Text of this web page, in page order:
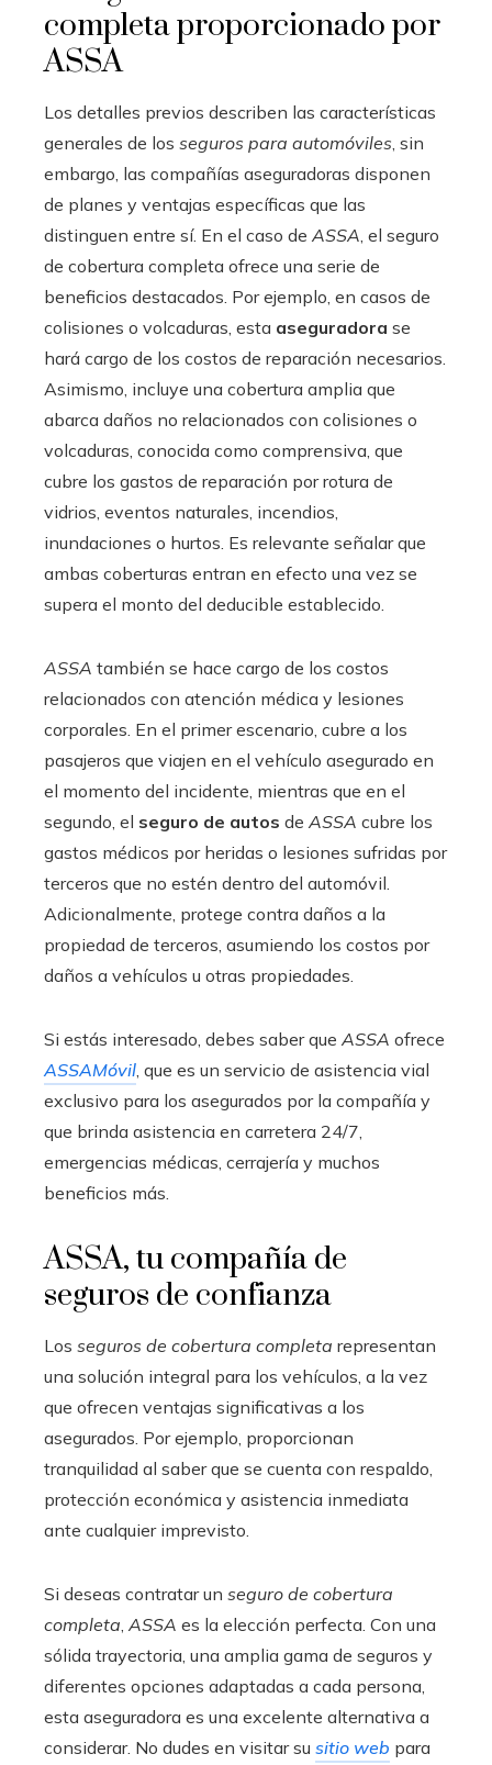
completa proporcionado por
ASSA
Los detalles previos describen las características
generales de los seguros para automóviles , sin
embargo, las compañías aseguradoras disponen
de planes y ventajas específicas que las
distinguen entre sí. En el caso de ASSA , el seguro
de cobertura completa ofrece una serie de
beneficios destacados. Por ejemplo, en casos de
colisiones o volcaduras, esta aseguradora se
hará cargo de los costos de reparación necesarios.
Asimismo, incluye una cobertura amplia que
abarca daños no relacionados con colisiones o
volcaduras, conocida como comprensiva, que
cubre los gastos de reparación por rotura de
vidrios, eventos naturales, incendios,
inundaciones o hurtos. Es relevante señalar que
ambas coberturas entran en efecto una vez se
supera el monto del deducible establecido.
ASSA también se hace cargo de los costos
relacionados con atención médica y lesiones
corporales. En el primer escenario, cubre a los
pasajeros que viajen en el vehículo asegurado en
el momento del incidente, mientras que en el
segundo, el seguro de autos de ASSA cubre los
gastos médicos por heridas o lesiones sufridas por
terceros que no estén dentro del automóvil.
Adicionalmente, protege contra daños a la
propiedad de terceros, asumiendo los costos por
daños a vehículos u otras propiedades.
Si estás interesado, debes saber que ASSA ofrece
ASSAMóvil , que es un servicio de asistencia vial
exclusivo para los asegurados por la compañía y
que brinda asistencia en carretera 24/7,
emergencias médicas, cerrajería y muchos
beneficios más.
ASSA, tu compañía de
seguros de confianza
Los seguros de cobertura completa representan
una solución integral para los vehículos, a la vez
que ofrecen ventajas significativas a los
asegurados. Por ejemplo, proporcionan
tranquilidad al saber que se cuenta con respaldo,
protección económica y asistencia inmediata
ante cualquier imprevisto.
Si deseas contratar un seguro de cobertura
completa ASSA es la elección perfecta. Con una
sólida trayectoria, una amplia gama de seguros y
diferentes opciones adaptadas a cada persona,
esta aseguradora es una excelente alternativa a
considerar. No dudes en visitar su sitio web para